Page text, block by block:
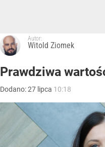
Autor:
Witold Ziomek
Prawdziwa
Dodano:27 lipca 10:18